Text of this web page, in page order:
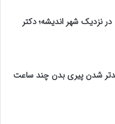
در نزدیک شهر اندیشه؛ دکتر
شدن پیری بدن چند ساعت